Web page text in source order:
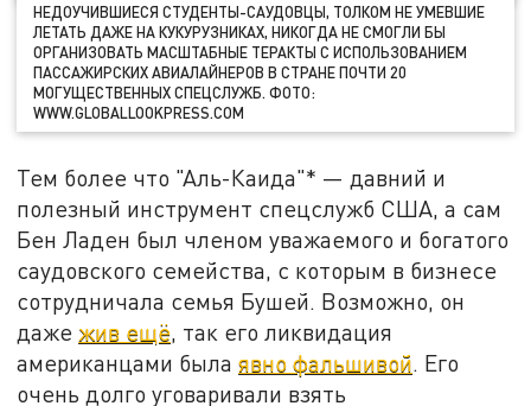
НЕДОУЧИВШИЕСЯ СТУДЕНТЫ-САУДОВЦЫ, ТОЛКОМ НЕ УМЕВШИЕ
ЛЕТАТЬ ДАЖЕ НА КУКУРУЗНИКАХ, НИКОГДА НЕ СМОГЛИ БЫ
ОРГАНИЗОВАТЬ МАСШТАБНЫЕ ТЕРАКТЫ С ИСПОЛЬЗОВАНИЕМ
ПАССАЖИРСКИХ АВИАЛАЙНЕРОВ В СТРАНЕ ПОЧТИ 20
МОГУЩЕСТВЕННЫХ СПЕЦСЛУЖБ. ФОТО:
WWW.GLOBALLOOKPRESS.COM
Тем более что "Аль-Каида"* — давний и
полезный инструмент спецслужб США, а сам
Бен Ладен был членом уважаемого и богатого
саудовского семейства, с которым в бизнесе
сотрудничала семья Бушей. Возможно, он
даже жив ещё, так его ликвидация
американцами былаявно фальшивой. Его
очень долго уговаривали взять